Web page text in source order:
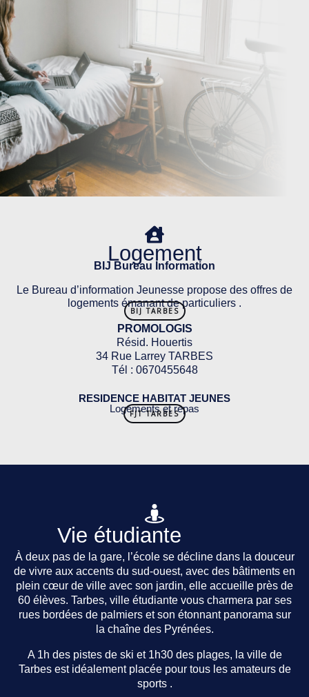
Logement
BIJ Bureau Information
Le Bureau d’information Jeunesse propose des offres de
logements émanant de particuliers .
BIJ TARBES
PROMOLOGIS
Résid. Houertis
34 Rue Larrey TARBES
Tél : 0670455648
RESIDENCE HABITAT JEUNES
Logements et repas
FJT TARBES
Vie étudiante
À deux pas de la gare, l’école se décline dans la douceur
de vivre aux accents du sud-ouest, avec des bâtiments en
plein cœur de ville avec son jardin, elle accueille près de
60 élèves. Tarbes, ville étudiante vous charmera par ses
rues bordées de palmiers et son étonnant panorama sur
la chaîne des Pyrénées.
A 1h des pistes de ski et 1h30 des plages, la ville de
Tarbes est idéalement placée pour tous les amateurs de
sports .